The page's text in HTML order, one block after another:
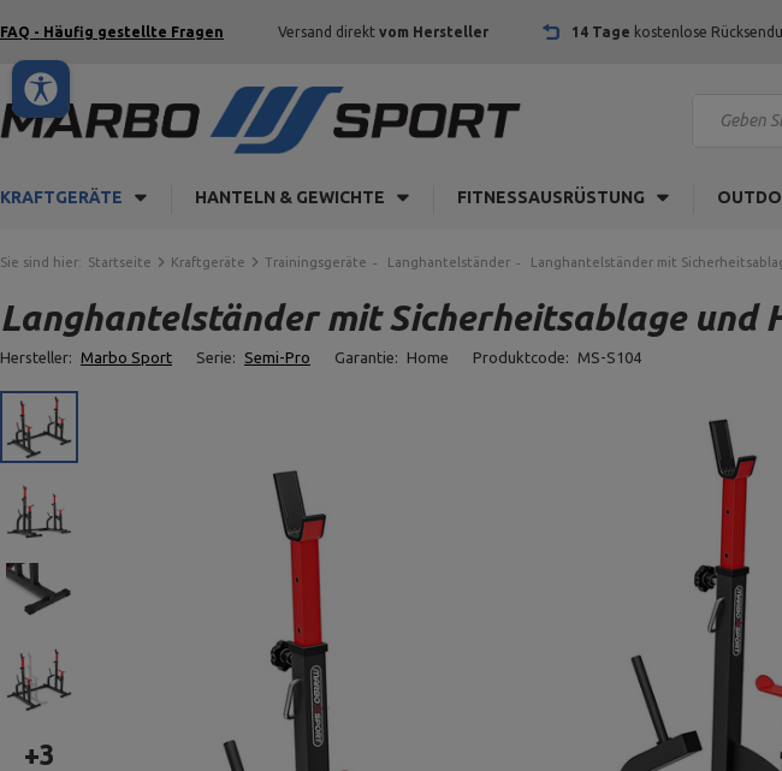
FAQ - Häufig gestellte Fragen Versand direkt vom Hersteller 14 Tage kostenlose
KRAFTGERÄTE HANTELN & GEWICHTE FITNESSAUSRÜSTUNG
Sie sind hier: Startseite Kraftgeräte Trainingsgeräte Langhantelständer Langhantelständer mit
Langhantelständer mit Sicherheitsablage und
Hersteller: Marbo Sport Serie: Semi-Pro Garantie: Home Produktcode: MS-S104
+3